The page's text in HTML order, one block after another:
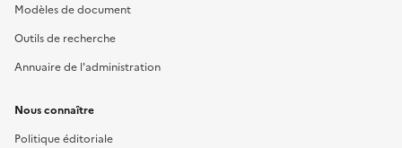
Modèles de document
Outils de recherche
Annuaire de l'administration
Nous connaître
Politique éditoriale